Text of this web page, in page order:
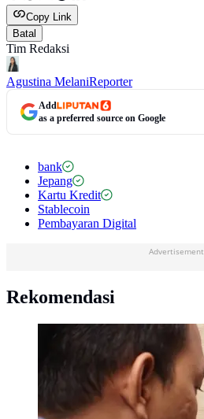
Copy Link
Batal
Tim Redaksi
Agustina MelaniReporter
Add
as a preferred source on Google
bank
Jepang
Kartu Kredit
Stablecoin
Pembayaran Digital
Advertisement
Rekomendasi